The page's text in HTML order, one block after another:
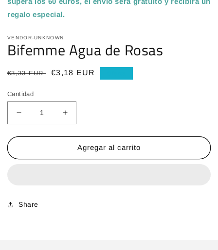
regalo especial.
VENDOR-UNKNOWN
Bifemme Agua de Rosas
Precio
€3,33 EUR
Precio
€3,18 EUR
Cantidad
Reducir
cantidad
para
Agua
Aumentar
cantidad
para
Bifemme
Agua
Agregar al carrito
Share